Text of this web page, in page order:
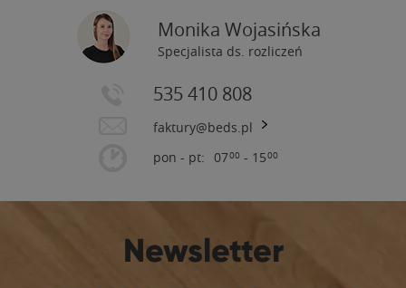
Monika Wojasińska
Specjalista ds. rozliczeń
535 410 808
faktury@beds.pl
pon - pt: 0700 - 1500
Newsletter